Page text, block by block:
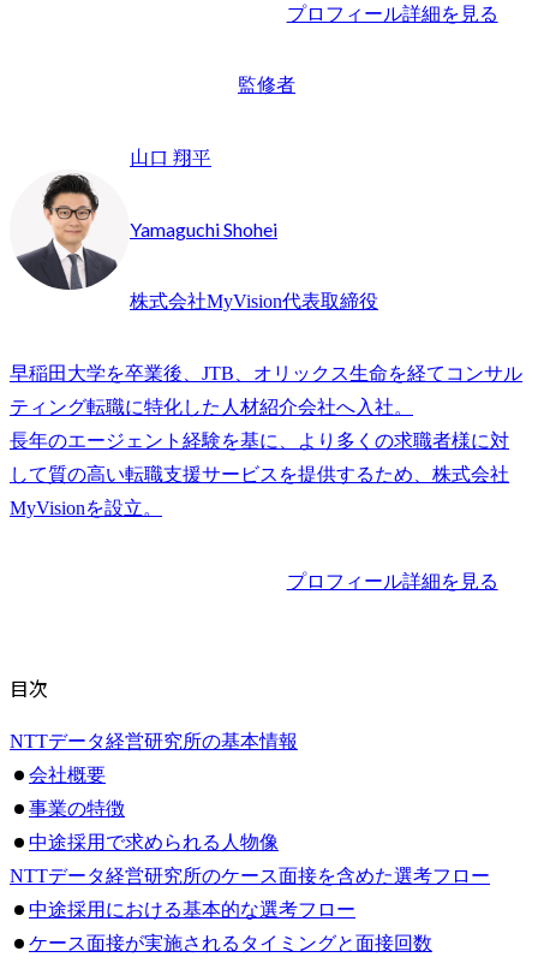
プロフィール詳細を見る
監修者
山口 翔平
Yamaguchi Shohei
株式会社MyVision代表取締役
早稲田大学を卒業後、JTB、オリックス生命を経てコンサル
ティング転職に特化した人材紹介会社へ入社。
長年のエージェント経験を基に、より多くの求職者様に対
して質の高い転職支援サービスを提供するため、株式会社
プロフィール詳細を見る
目次
NTTデータ経営研究所の基本情報
会社概要
事業の特徴
中途採用で求められる人物像
NTTデータ経営研究所のケース面接を含めた選考フロー
中途採用における基本的な選考フロー
ケース面接が実施されるタイミングと面接回数